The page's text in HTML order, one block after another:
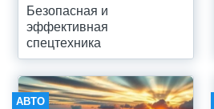
Безопасная и
эффективная
спецтехника
АВТО